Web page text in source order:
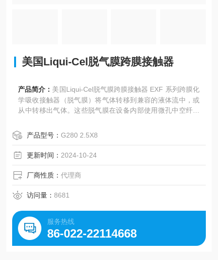
美国Liqui-Cel脱气膜跨膜接触器
产品简介： 美国Liqui-Cel脱气膜跨膜接触器 EXF 系列跨膜化
学吸收接触器（脱气膜）将气体转移到兼容的液体流中，或
从中转移出气体。这些脱气膜在设备内部使用微孔中空纤维
解的气体。通过适当的系统设计，可以实现超低水平的溶解
气体。
产品型号：G280 2.5X8
更新时间： 2024-10-24
厂商性质：代理商
访问量：8681
服务热线
86-022-22114668